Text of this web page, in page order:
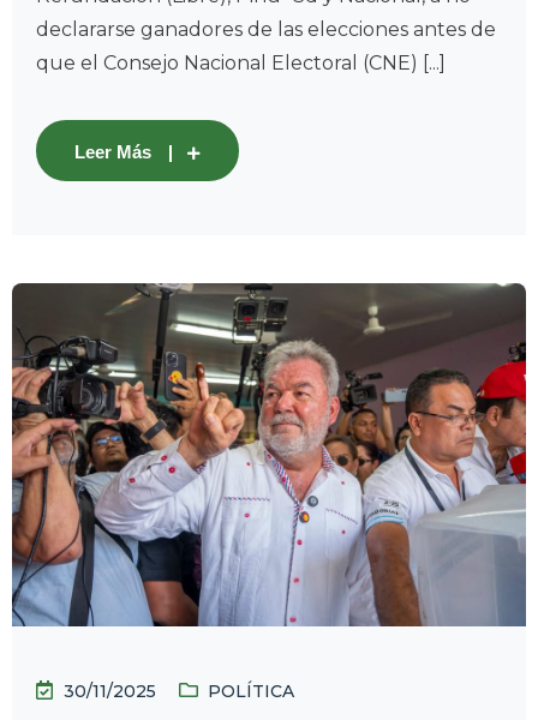
declararse ganadores de las elecciones antes de
que el Consejo Nacional Electoral (CNE) [...]
Leer Más
30/11/2025 POLÍTICA